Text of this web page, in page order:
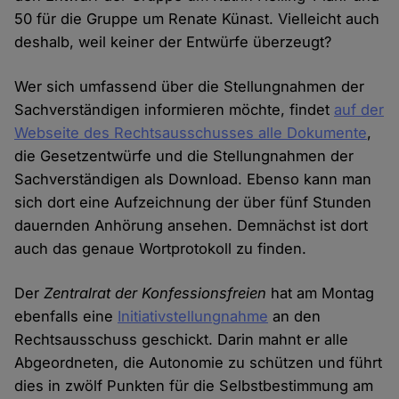
50 für die Gruppe um Renate Künast. Vielleicht auch
deshalb, weil keiner der Entwürfe überzeugt?
Wer sich umfassend über die Stellungnahmen der
Sachverständigen informieren möchte, findet auf der
Webseite des Rechtsausschusses alle Dokumente,
die Gesetzentwürfe und die Stellungnahmen der
Sachverständigen als Download. Ebenso kann man
sich dort eine Aufzeichnung der über fünf Stunden
dauernden Anhörung ansehen. Demnächst ist dort
auch das genaue Wortprotokoll zu finden.
DerZentralrat der Konfessionsfreien hat am Montag
ebenfalls eine Initiativstellungnahme an den
Rechtsausschuss geschickt. Darin mahnt er alle
Abgeordneten, die Autonomie zu schützen und führt
dies in zwölf Punkten für die Selbstbestimmung am
und
Cookies